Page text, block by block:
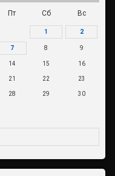
Пт Сб Вс
1 2
7 8 9
14 15 16
21 22 23
28 29 30